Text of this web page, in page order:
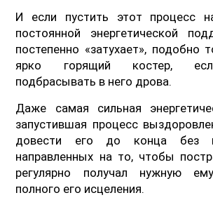
И если пустить этот процесс
постоянной энергетической
постепенно «затухает», подобно
ярко горящий костер,
подбрасывать в него дрова.
Даже самая сильная
запустившая процесс
довести его до конца без
направленных на то, чтобы
регулярно получал нужную
полного его исцеления.